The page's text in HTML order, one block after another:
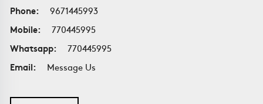
Phone:
9671445993
Mobile:
770445995
Whatsapp:
770445995
Email:
Message Us